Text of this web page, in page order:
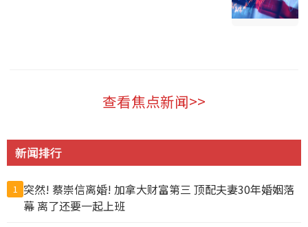
查看焦点新闻>>
新闻排行
1 突然! 蔡崇信离婚! 加拿大财富第三 顶配夫妻30年婚姻落
幕 离了还要一起上班